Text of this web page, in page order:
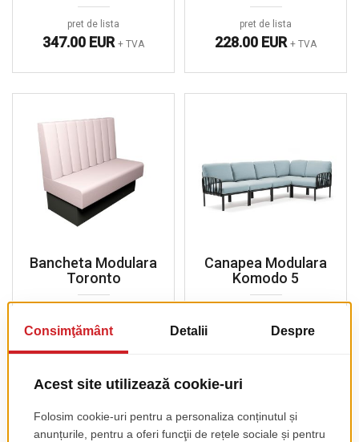
pret de lista
347.00 EUR + TVA
pret de lista
228.00 EUR + TVA
Bancheta Modulara
Toronto
346.00 EUR
Canapea Modulara
Komodo 5
2035.00 EUR+ TVA